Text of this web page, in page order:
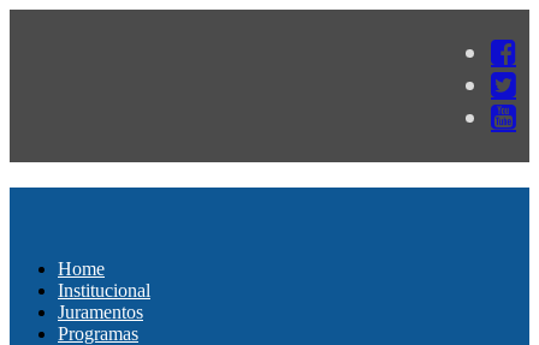
Home
Institucional
Juramentos
Programas